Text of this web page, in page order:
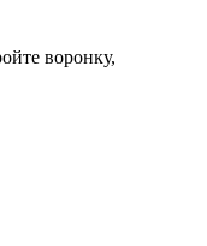
воронку,